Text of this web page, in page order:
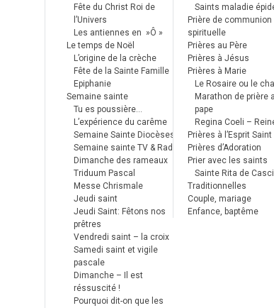
Fête du Christ Roi de
l’Univers
Les antiennes en »Ô »
Le temps de Noël
L’origine de la crèche
Fête de la Sainte Famille
Epiphanie
Semaine sainte
Tu es poussière…
L’expérience du carême
Semaine Sainte Diocèses
Semaine sainte TV & Radio
Dimanche des rameaux
Triduum Pascal
Messe Chrismale
Jeudi saint
Jeudi Saint: Fêtons nos
prêtres
Vendredi saint – la croix
Samedi saint et vigile
pascale
Dimanche – Il est
réssuscité !
Pourquoi dit-on que les
Saints maladie
Prière de communion
spirituelle
Prières au Père
Prières à Jésus
Prières à Marie
Le Rosaire ou le
Marathon de prière
pape
Regina Coeli –
Prières à l’Esprit Saint
Prières d’Adoration
Prier avec les saints
Sainte Rita de
Traditionnelles
Couple, mariage
Enfance, baptême